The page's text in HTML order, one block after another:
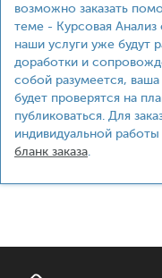
возможно заказать
теме - Курсовая
наши услуги уже будут
доработки и
собой разумеется,
будет проверятся на
публиковаться. Для
индивидуальной
бланк заказа